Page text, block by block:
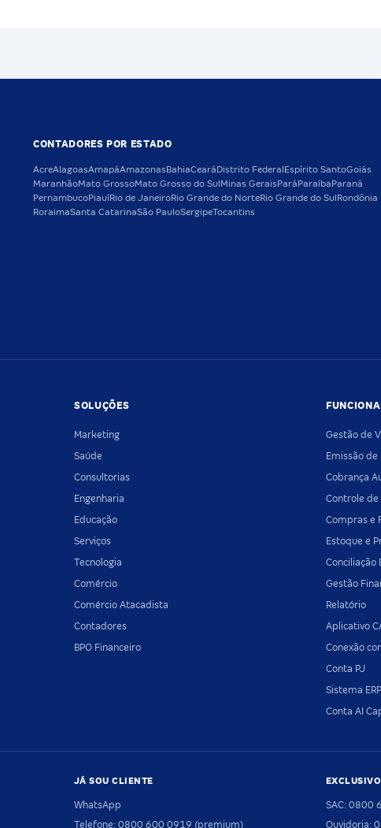
CONTADORES POR ESTADO
AcreAlagoasAmapáAmazonasBahiaCearáDistrito FederalEspírito SantoGoiás
MaranhãoMato GrossoMato Grosso do SulMinas GeraisParáParaíbaParaná
PernambucoPiauíRio de JaneiroRio Grande do NorteRio Grande do SulRondônia
RoraimaSanta CatarinaSão PauloSergipeTocantins
SOLUÇÕES
Marketing
Saúde
Consultorias
Engenharia
Educação
Serviços
Tecnologia
Comércio
Comércio Atacadista
Contadores
BPO Financeiro
Gestão de
Emissão de
Cobrança
Controle de
Compras e
Estoque e
Conciliação
Gestão
Relatório
Aplicativo
Conexão
Conta PJ
Sistema ERP
Conta AI
JÁ SOU CLIENTE
WhatsApp
Telefone: 0800 600 0919 (premium)
SAC: 0800
Ouvidoria: